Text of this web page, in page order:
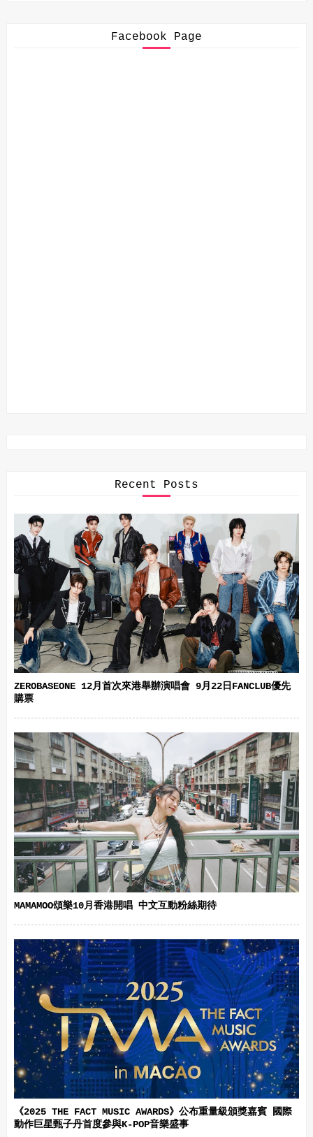
Facebook Page
Recent Posts
ZEROBASEONE 12月首次來港舉辦演唱會 9月22日FANCLUB優先
購票
MAMAMOO頌樂10月香港開唱 中文互動粉絲期待
《2025 THE FACT MUSIC AWARDS》公布重量級頒獎嘉賓 國際
動作巨星甄子丹首度參與K-POP音樂盛事